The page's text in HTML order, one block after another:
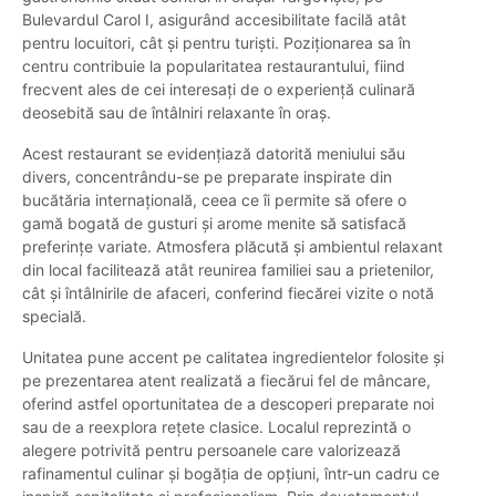
Bulevardul Carol I, asigurând accesibilitate facilă atât
pentru locuitori, cât și pentru turiști. Poziționarea sa în
centru contribuie la popularitatea restaurantului, fiind
frecvent ales de cei interesați de o experiență culinară
deosebită sau de întâlniri relaxante în oraș.
Acest restaurant se evidențiază datorită meniului său
divers, concentrându-se pe preparate inspirate din
bucătăria internațională, ceea ce îi permite să ofere o
gamă bogată de gusturi și arome menite să satisfacă
preferințe variate. Atmosfera plăcută și ambientul relaxant
din local facilitează atât reunirea familiei sau a prietenilor,
cât și întâlnirile de afaceri, conferind fiecărei vizite o notă
specială.
Unitatea pune accent pe calitatea ingredientelor folosite și
pe prezentarea atent realizată a fiecărui fel de mâncare,
oferind astfel oportunitatea de a descoperi preparate noi
sau de a reexplora rețete clasice. Localul reprezintă o
alegere potrivită pentru persoanele care valorizează
rafinamentul culinar și bogăția de opțiuni, într-un cadru ce